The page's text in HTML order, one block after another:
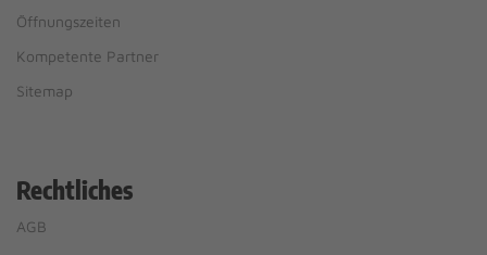
Öffnungszeiten
Kompetente Partner
Sitemap
Rechtliches
AGB